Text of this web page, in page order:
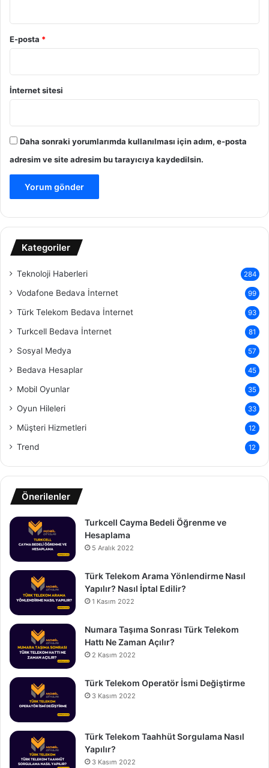
E-posta *
İnternet sitesi
Daha sonraki yorumlarımda kullanılması için adım, e-posta
adresim ve site adresim bu tarayıcıya kaydedilsin.
Kategoriler
Teknoloji Haberleri 284
Vodafone Bedava İnternet 99
Türk Telekom Bedava İnternet 93
Turkcell Bedava İnternet 81
Sosyal Medya 57
Bedava Hesaplar 45
Mobil Oyunlar 35
Oyun Hileleri 33
Müşteri Hizmetleri 12
Trend 12
Önerilenler
Turkcell Cayma Bedeli Öğrenme ve
Hesaplama
5 Aralık 2022
Türk Telekom Arama Yönlendirme Nasıl
Yapılır? Nasıl İptal Edilir?
1 Kasım 2022
Numara Taşıma Sonrası Türk Telekom
Hattı Ne Zaman Açılır?
2 Kasım 2022
Türk Telekom Operatör İsmi Değiştirme
3 Kasım 2022
Türk Telekom Taahhüt Sorgulama Nasıl
Yapılır?
3 Kasım 2022